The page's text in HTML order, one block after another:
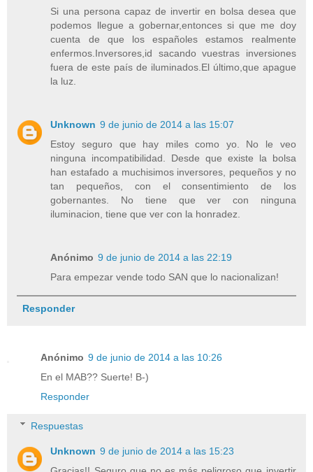
Si una persona capaz de invertir en bolsa desea que
podemos llegue a gobernar,entonces si que me doy
cuenta de que los españoles estamos realmente
enfermos.Inversores,id sacando vuestras inversiones
fuera de este país de iluminados.El último,que apague
la luz.
Unknown 9 de junio de 2014 a las 15:07
Estoy seguro que hay miles como yo. No le veo
ninguna incompatibilidad. Desde que existe la bolsa
han estafado a muchisimos inversores, pequeños y no
tan pequeños, con el consentimiento de los
gobernantes. No tiene que ver con ninguna
iluminacion, tiene que ver con la honradez.
Anónimo 9 de junio de 2014 a las 22:19
Para empezar vende todo SAN que lo nacionalizan!
Responder
Anónimo 9 de junio de 2014 a las 10:26
En el MAB?? Suerte! B-)
Responder
Respuestas
Unknown 9 de junio de 2014 a las 15:23